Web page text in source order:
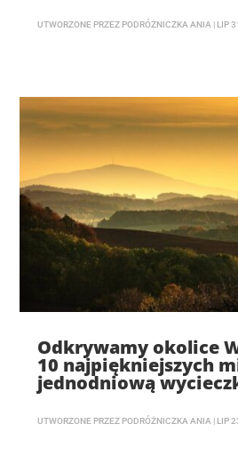
UTWORZONE PRZEZ PODRÓŻNICZKA ANIA LIP
Odkrywamy okolice
10 najpiękniejszych
jednodniową
UTWORZONE PRZEZ PODRÓŻNICZKA ANIA LIP